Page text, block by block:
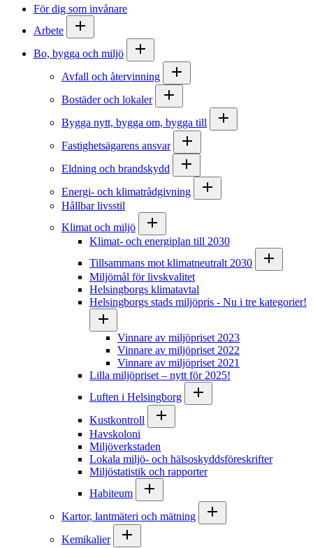
För dig som invånare
Arbete
Bo, bygga och miljö
Avfall och återvinning
Bostäder och lokaler
Bygga nytt, bygga om, bygga till
Fastighetsägarens ansvar
Eldning och brandskydd
Energi- och klimatrådgivning
Hållbar livsstil
Klimat och miljö
Klimat- och energiplan till 2030
Tillsammans mot klimatneutralt 2030
Miljömål för livskvalitet
Helsingborgs klimatavtal
Helsingborgs stads miljöpris - Nu i tre kategorier!
Vinnare av miljöpriset 2023
Vinnare av miljöpriset 2022
Vinnare av miljöpriset 2021
Lilla miljöpriset – nytt för 2025!
Luften i Helsingborg
Kustkontroll
Havskoloni
Miljöverkstaden
Lokala miljö- och hälsoskyddsföreskrifter
Miljöstatistik och rapporter
Habiteum
Kartor, lantmäteri och mätning
Kemikalier